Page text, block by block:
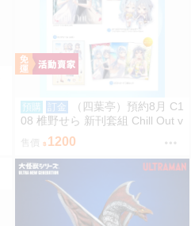
預購 訂金
（四葉亭）預約8月 C1
08 椎野せら 新刊套組 Chill Out v
售價 1200